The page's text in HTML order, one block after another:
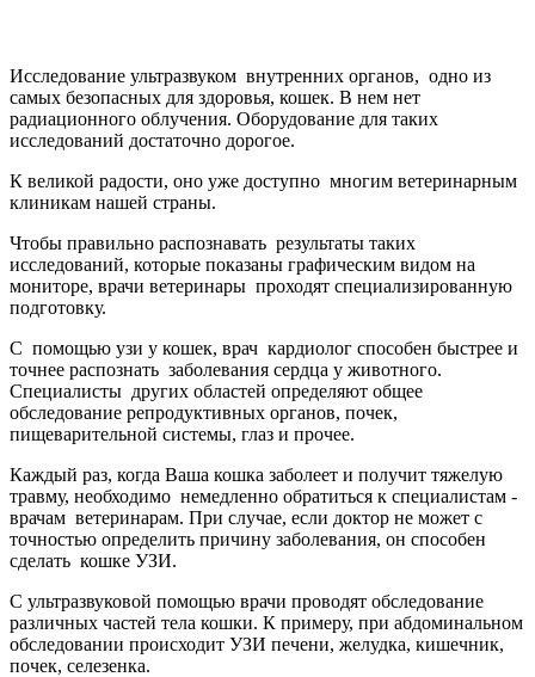
Исследование ультразвуком внутренних органов, одно из
самых безопасных для здоровья, кошек. В нем нет
радиационного облучения. Оборудование для таких
исследований достаточно дорогое.
К великой радости, оно уже доступно многим ветеринарным
клиникам нашей страны.
Чтобы правильно распознавать результаты таких
исследований, которые показаны графическим видом на
мониторе, врачи ветеринары проходят специализированную
подготовку.
С помощью узи у кошек, врач кардиолог способен быстрее и
точнее распознать заболевания сердца у животного.
Специалисты других областей определяют общее
обследование репродуктивных органов, почек,
пищеварительной системы, глаз и прочее.
Каждый раз, когда Ваша кошка заболеет и получит тяжелую
травму, необходимо немедленно обратиться к специалистам -
врачам ветеринарам. При случае, если доктор не может с
точностью определить причину заболевания, он способен
сделать кошке УЗИ.
С ультразвуковой помощью врачи проводят обследование
различных частей тела кошки. К примеру, при абдоминальном
обследовании происходит УЗИ печени, желудка, кишечник,
почек, селезенка.